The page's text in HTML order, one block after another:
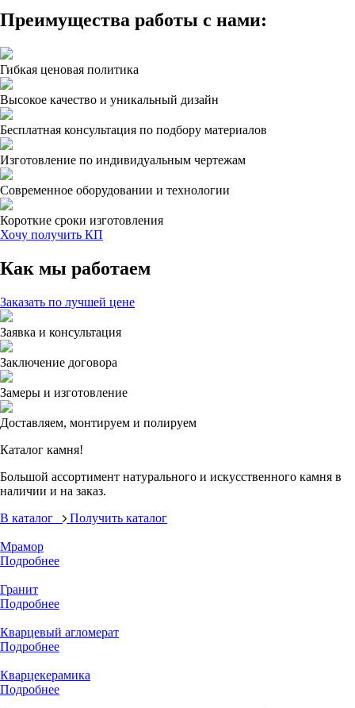
Преимущества работы с нами:
Гибкая ценовая политика
Высокое качество и уникальный дизайн
Бесплатная консультация по подбору материалов
Изготовление по индивидуальным чертежам
Современное оборудовании и технологии
Короткие сроки изготовления
Хочу получить КП
Как мы работаем
Заказать по лучшей цене
Заявка и консультация
Заключение договора
Замеры и изготовление
Доставляем, монтируем и полируем
Каталог камня!
Большой ассортимент натурального и искусственного камня в
наличии и на заказ.
В каталог
Получить каталог
Мрамор
Подробнее
Гранит
Подробнее
Кварцевый агломерат
Подробнее
Кварцекерамика
Подробнее